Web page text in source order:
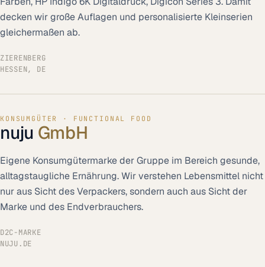
decken wir große Auflagen und personalisierte Kleinserien
gleichermaßen ab.
ZIERENBERG
HESSEN, DE
KONSUMGÜTER · FUNCTIONAL FOOD
nuju GmbH
Eigene Konsumgütermarke der Gruppe im Bereich gesunde,
alltagstaugliche Ernährung. Wir verstehen Lebensmittel nicht
nur aus Sicht des Verpackers, sondern auch aus Sicht der
Marke und des Endverbrauchers.
D2C-MARKE
NUJU.DE